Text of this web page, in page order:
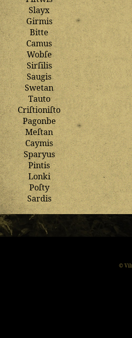
Slayx
Girmis
Bitte
Camus
Wobſe
Sirſilis
Saugis
Swetan
Tauto
Criſtioniſto
Pagonbe
Meſtan
Caymis
Sparyus
Pintis
Lonki
Poſty
Sardis
©